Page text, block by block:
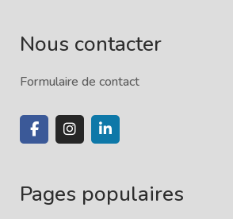
Nous contacter
Formulaire de contact
Pages populaires